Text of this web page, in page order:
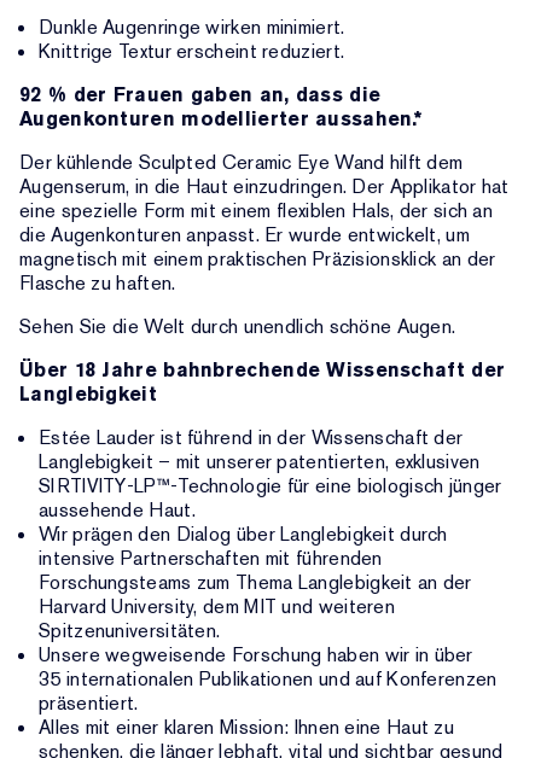
Dunkle Augenringe wirken minimiert.
Knittrige Textur erscheint reduziert.
92 % der Frauen gaben an, dass die
Augenkonturen modellierter aussahen.*
Der kühlende Sculpted Ceramic Eye Wand hilft dem
Augenserum, in die Haut einzudringen. Der Applikator hat
eine spezielle Form mit einem flexiblen Hals, der sich an
die Augenkonturen anpasst. Er wurde entwickelt, um
magnetisch mit einem praktischen Präzisionsklick an der
Flasche zu haften.
Sehen Sie die Welt durch unendlich schöne Augen.
Über 18 Jahre bahnbrechende Wissenschaft der
Langlebigkeit
Estée Lauder ist führend in der Wissenschaft der
Langlebigkeit – mit unserer patentierten, exklusiven
SIRTIVITY-LP™-Technologie für eine biologisch jünger
aussehende Haut.
Wir prägen den Dialog über Langlebigkeit durch
intensive Partnerschaften mit führenden
Forschungsteams zum Thema Langlebigkeit an der
Harvard University, dem MIT und weiteren
Spitzenuniversitäten.
Unsere wegweisende Forschung haben wir in über
35 internationalen Publikationen und auf Konferenzen
präsentiert.
Alles mit einer klaren Mission: Ihnen eine Haut zu
schenken, die länger lebhaft, vital und sichtbar gesund